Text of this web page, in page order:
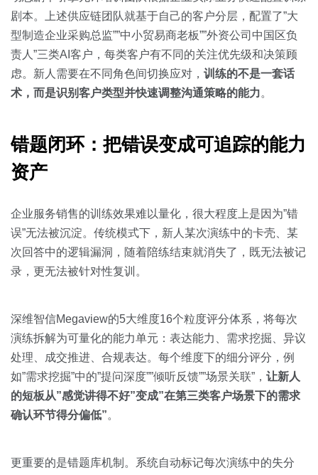
剧本。上述供应链团队就基于自己的客户分层，配置了”大
型制造企业采购总监””中小贸易商老板””外资公司中国区负
责人”三类AI客户，每类客户有不同的关注优先级和决策顾
虑。新人需要在不同角色间切换应对， 训练的不是一套话
术，而是识别客户类型并快速调整沟通策略的能力。
错题闭环：把错误变成可追踪的能力
资产
企业服务销售的训练效果难以量化，很大程度上是因为”错
误”无法被沉淀。传统模式下，新人某次演练中的卡壳、某
次回答中的逻辑漏洞，随着陪练结束就消失了，既无法被记
录，更无法被针对性复训。
深维智信Megaview的5大维度16个粒度评分体系，将每次
演练拆解为可量化的能力单元：表达能力、需求挖掘、异议
处理、成交推进、合规表达。每个维度下的细分评分，例
如”需求挖掘”中的”提问深度””倾听反馈””场景关联”， 让新人
的短板从”感觉讲得不好”变成”在第三类客户场景下的需求
确认环节得分偏低”。
更重要的是错题库机制。系统自动标记每次演练中的失分